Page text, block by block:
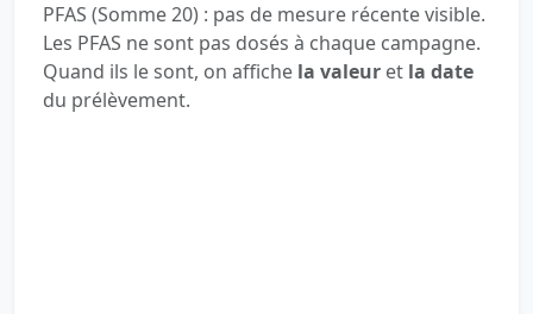
PFAS (Somme 20) : pas de mesure récente visible.
Les PFAS ne sont pas dosés à chaque campagne.
Quand ils le sont, on affiche la valeur et la date
du prélèvement.